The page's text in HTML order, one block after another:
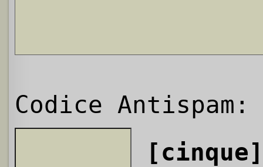
Codice Antispam:
[cinque]